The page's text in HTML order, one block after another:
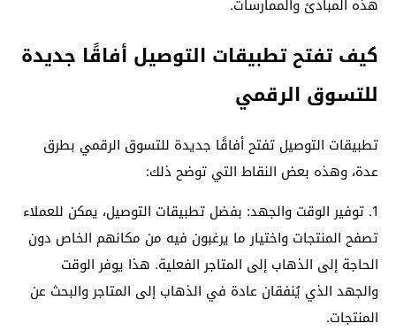
كيف تفتح تطبيقات التوصيل أفاقًا جديدة
للتسوق الرقمي
تطبيقات التوصيل تفتح أفاقًا جديدة للتسوق الرقمي بطرق
عدة، وهذه بعض النقاط التي توضح ذلك:
1. توفير الوقت والجهد: بفضل تطبيقات التوصيل، يمكن للعملاء
تصفح المنتجات واختيار ما يرغبون فيه من مكانهم الخاص دون
الحاجة إلى الذهاب إلى المتاجر الفعلية. هذا يوفر الوقت
والجهد الذي يُنفقان عادة في الذهاب إلى المتاجر والبحث عن
المنتجات.